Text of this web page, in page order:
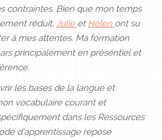
contraintes. Bien que mon temps
réduit, Julie et Helen ont su
à mes attentes. Ma formation
principalement en présentiel et
les bases de la langue et
vocabulaire courant et
dans les Ressources
d’apprentissage repose